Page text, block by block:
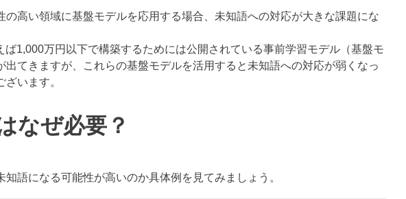
の高い領域に基盤モデルを応用する場合、未知語への対応が大きな課題にな
ば1,000万円以下で構築するためには公開されている事前学習モデル（基盤モ
出てきますが、これらの基盤モデルを活用すると未知語への対応が弱くなっ
います。
なぜ必要？
知語になる可能性が高いのか具体例を見てみましょう。